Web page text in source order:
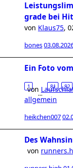
grade bei
von Klaus75,
bones
Ein Foto
1
…
81 82
von
allgemein
heikchen007
Des
von